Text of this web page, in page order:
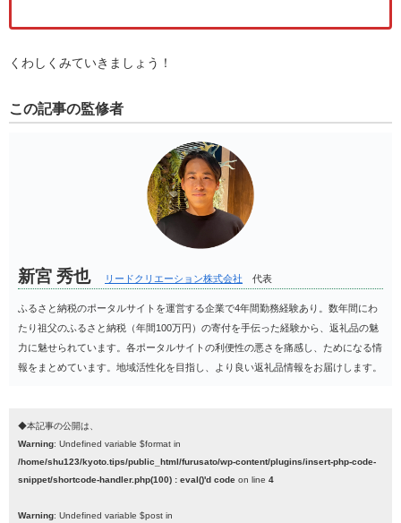
くわしくみていきましょう！
この記事の監修者
新宮 秀也 リードクリエーション株式会社 代表
ふるさと納税のポータルサイトを運営する企業で4年間勤務経験あり。数年間にわ
たり祖父のふるさと納税（年間100万円）の寄付を手伝った経験から、返礼品の魅
力に魅せられています。各ポータルサイトの利便性の悪さを痛感し、ためになる情
報をまとめています。地域活性化を目指し、より良い返礼品情報をお届けします。
◆本記事の公開は、
Warning: Undefined variable $format in
/home/shu123/kyoto.tips/public_html/furusato/wp-content/plugins/insert-php-code-
snippet/shortcode-handler.php(100) : eval()'d code on line 4
Warning: Undefined variable $post in